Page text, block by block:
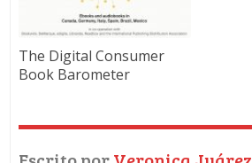
The Digital Consumer
Book Barometer